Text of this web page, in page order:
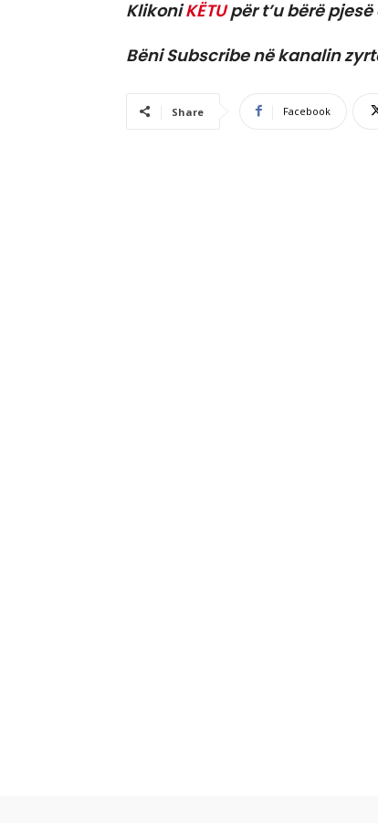
KlikoniKËTUpër t’u bërë
Bëni Subscribe në kanalin
Share Facebook